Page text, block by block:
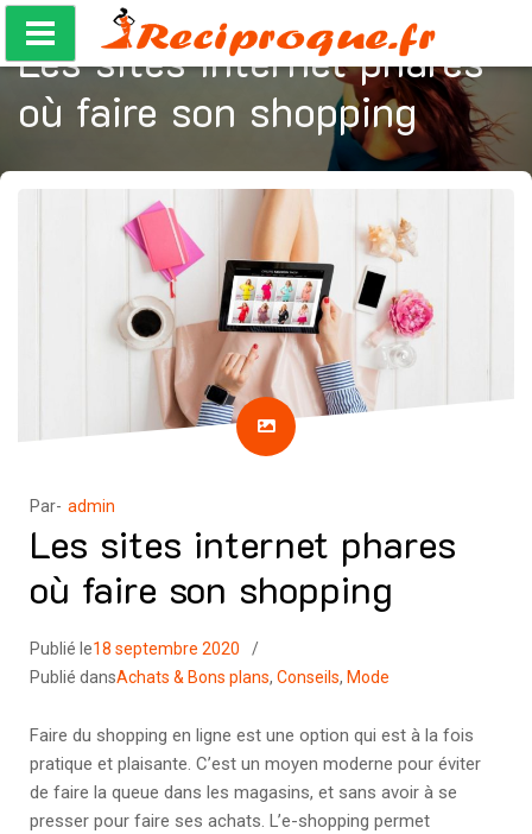
Accéder
contenu
Les sites internet phares
où faire son shopping
Par- admin
Les sites internet phares
où faire son shopping
Publié le18 septembre 2020
Publié dansAchats & Bons plans, Conseils, Mode
Faire du shopping en ligne est une option qui est à la fois
pratique et plaisante. C’est un moyen moderne pour éviter
de faire la queue dans les magasins, et sans avoir à se
presser pour faire ses achats. L’e-shopping permet